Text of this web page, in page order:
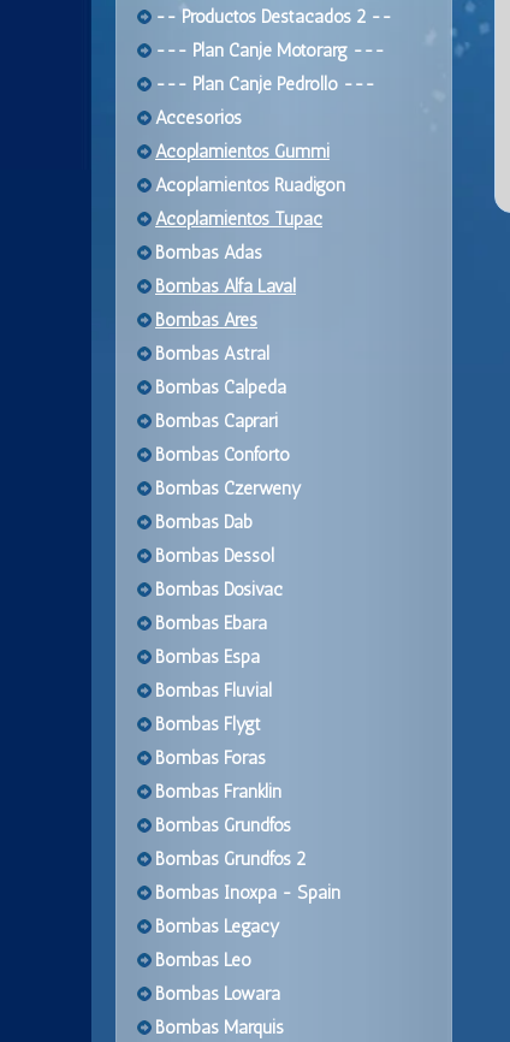
-- Productos Destacados 2 --
--- Plan Canje Motorarg ---
--- Plan Canje Pedrollo ---
Accesorios
Acoplamientos Gummi
Acoplamientos Ruadigon
Acoplamientos Tupac
Bombas Adas
Bombas Alfa Laval
Bombas Ares
Bombas Astral
Bombas Calpeda
Bombas Caprari
Bombas Conforto
Bombas Czerweny
Bombas Dab
Bombas Dessol
Bombas Dosivac
Bombas Ebara
Bombas Espa
Bombas Fluvial
Bombas Flygt
Bombas Foras
Bombas Franklin
Bombas Grundfos
Bombas Grundfos 2
Bombas Inoxpa - Spain
Bombas Legacy
Bombas Leo
Bombas Lowara
Bombas Marquis